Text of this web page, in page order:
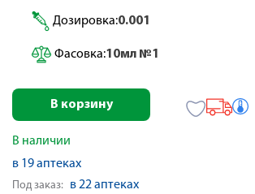
Дозировка:0.001
Фасовка:10мл №1
В корзину
В наличии
в 19 аптеках
Под заказ: в 22 аптеках